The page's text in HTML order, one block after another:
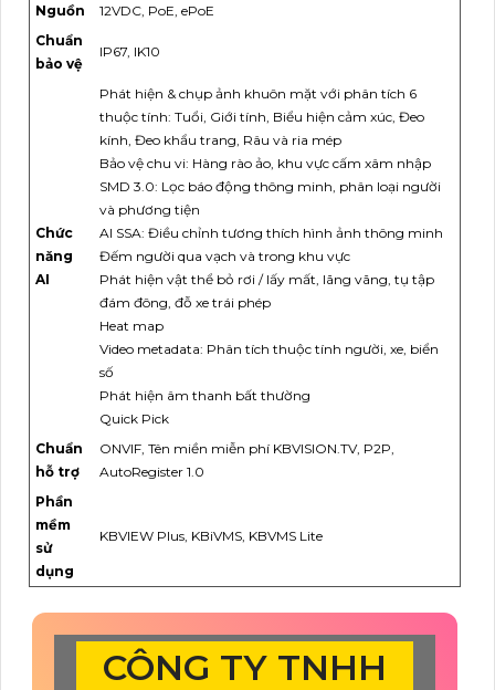
Nguồn
12VDC, PoE, ePoE
Chuẩn
bảo vệ
IP67, IK10
Chức
năng
AI
Phát hiện & chụp ảnh khuôn mặt với phân tích 6
thuộc tính: Tuổi, Giới tính, Biểu hiện cảm xúc, Đeo
kính, Đeo khẩu trang, Râu và ria mép
Bảo vệ chu vi: Hàng rào ảo, khu vực cấm xâm nhập
SMD 3.0: Lọc báo động thông minh, phân loại người
và phương tiện
AI SSA: Điều chỉnh tương thích hình ảnh thông minh
Đếm người qua vạch và trong khu vực
Phát hiện vật thể bỏ rơi / lấy mất, lãng vãng, tụ tập
đám đông, đỗ xe trái phép
Heat map
Video metadata: Phân tích thuộc tính người, xe, biển
số
Phát hiện âm thanh bất thường
Quick Pick
Chuẩn
hỗ trợ
ONVIF, Tên miền miễn phí KBVISION.TV, P2P,
AutoRegister 1.0
Phần
mềm
sử
dụng
KBVIEW Plus, KBiVMS, KBVMS Lite
CÔNG TY TNHH